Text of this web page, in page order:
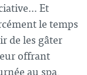
Et
le temps
de les gâter
offrant
au spa,